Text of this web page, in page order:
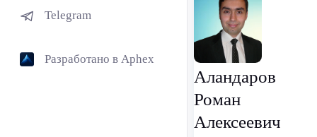
Telegram
Разработано в Aphex
Аландаров
Роман
Алексеевич